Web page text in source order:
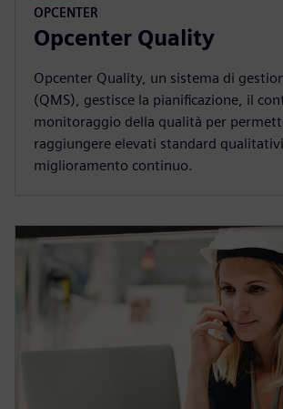
OPCENTER
Opcenter Quality
Opcenter Quality, un sistema di
(QMS), gestisce la pianificazione, il
monitoraggio della qualità per
raggiungere elevati standard
miglioramento continuo.